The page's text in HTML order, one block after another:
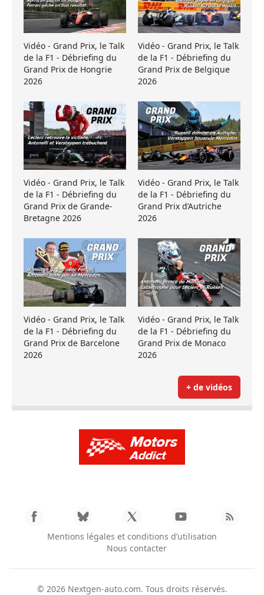
Vidéo - Grand Prix, le Talk
de la F1 - Débriefing du
Grand Prix de Hongrie
2026
Vidéo - Grand Prix, le Talk
de la F1 - Débriefing du
Grand Prix de Belgique
2026
Vidéo - Grand Prix, le Talk
de la F1 - Débriefing du
Grand Prix de Grande-
Bretagne 2026
Vidéo - Grand Prix, le Talk
de la F1 - Débriefing du
Grand Prix d’Autriche
2026
Vidéo - Grand Prix, le Talk
de la F1 - Débriefing du
Grand Prix de Barcelone
2026
Vidéo - Grand Prix, le Talk
de la F1 - Débriefing du
Grand Prix de Monaco
2026
+ de vidéos
Mentions légales et conditions d’utilisation
Nous contacter
© 2026 Nextgen-auto.com. Tous droits réservés.